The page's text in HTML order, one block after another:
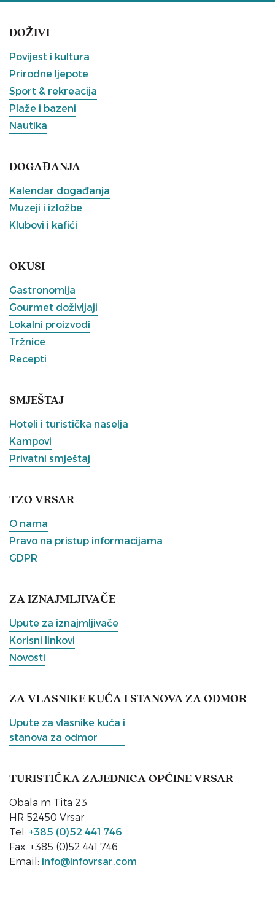
DOŽIVI
Povijest i kultura
Prirodne ljepote
Sport & rekreacija
Plaže i bazeni
Nautika
DOGAĐANJA
Kalendar događanja
Muzeji i izložbe
Klubovi i kafići
OKUSI
Gastronomija
Gourmet doživljaji
Lokalni proizvodi
Tržnice
Recepti
SMJEŠTAJ
Hoteli i turistička naselja
Kampovi
Privatni smještaj
TZO VRSAR
O nama
Pravo na pristup informacijama
GDPR
ZA IZNAJMLJIVAČE
Upute za iznajmljivače
Korisni linkovi
Novosti
ZA VLASNIKE KUĆA I STANOVA ZA ODMOR
Upute za vlasnike kuća i
stanova za odmor
TURISTIČKA ZAJEDNICA OPĆINE VRSAR
Obala m Tita 23
HR 52450 Vrsar
Tel: +385 (0)52 441 746
Fax: +385 (0)52 441 746
Email: info@infovrsar.com